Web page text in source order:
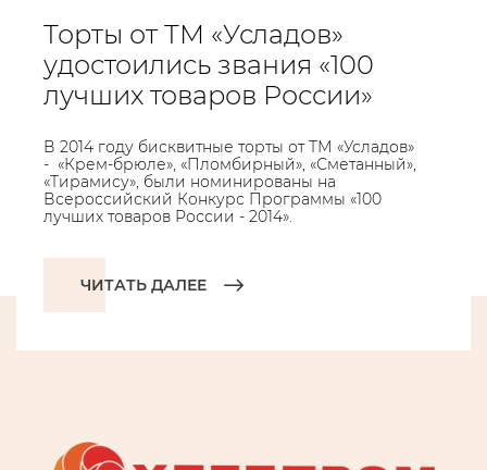
Торты от ТМ «Усладов»
удостоились звания «100
лучших товаров России»
В 2014 году бисквитные торты от ТМ «Усладов»
- «Крем-брюле», «Пломбирный», «Сметанный»,
«Тирамису», были номинированы на
Всероссийский Конкурс Программы «100
лучших товаров России - 2014».
ЧИТАТЬ ДАЛЕЕ